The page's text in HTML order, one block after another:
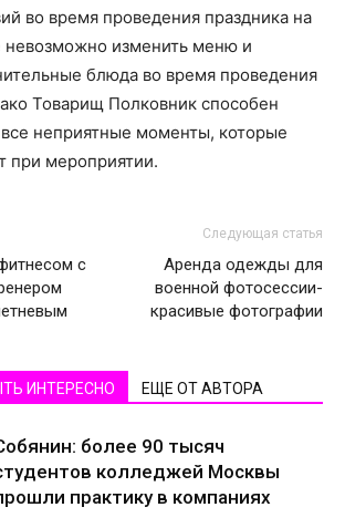
во время проведения праздника на
невозможно изменить меню и
блюда во время проведения
Товарищ Полковник способен
неприятные моменты, которые
при мероприятии.
с
Следующая статья
Аренда одежды для
военной фотосессии-
красивые фотографии
ИНТЕРЕСНО ЕЩЕ ОТ АВТОРА
более 90 тысяч
колледжей Москвы
практику в компаниях